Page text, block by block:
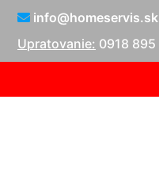
info@homeservis.sk
Upratovanie: 0918 895